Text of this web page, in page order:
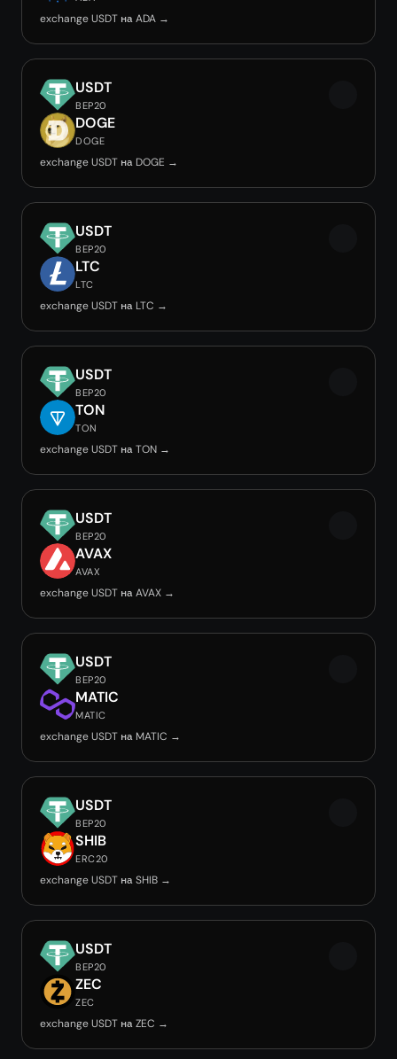
exchange USDT на ADA →
USDT
BEP20
DOGE
DOGE
exchange USDT на DOGE →
USDT
BEP20
LTC
LTC
exchange USDT на LTC →
USDT
BEP20
TON
TON
exchange USDT на TON →
USDT
BEP20
AVAX
AVAX
exchange USDT на AVAX →
USDT
BEP20
MATIC
MATIC
exchange USDT на MATIC →
USDT
BEP20
SHIB
ERC20
exchange USDT на SHIB →
USDT
BEP20
ZEC
ZEC
exchange USDT на ZEC →